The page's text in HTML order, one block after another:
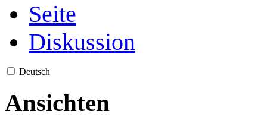
Seite
Diskussion
Deutsch
Ansichten